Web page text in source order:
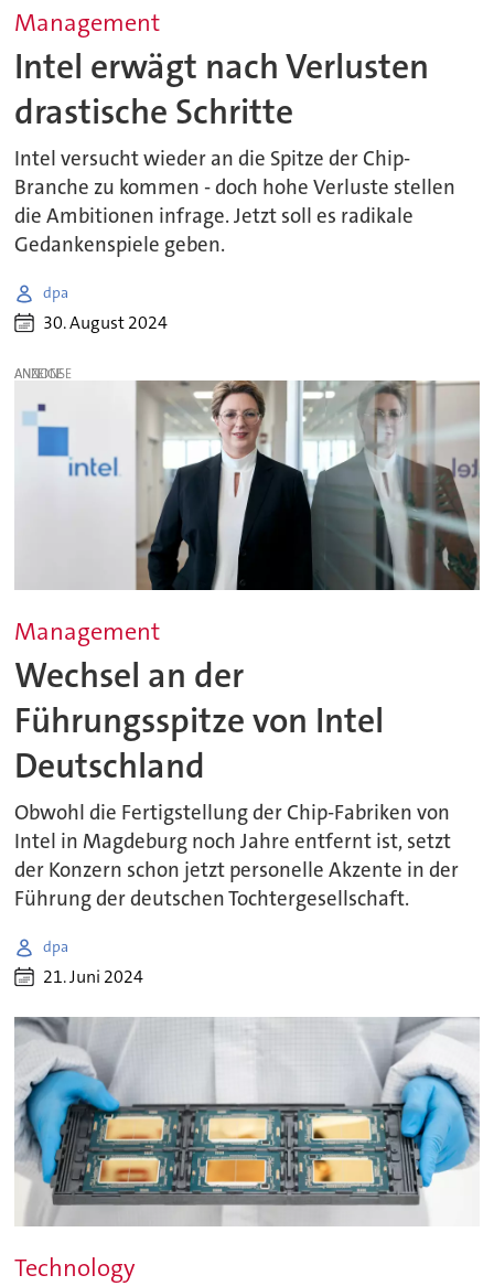
Management
Intel erwägt nach Verlusten
drastische Schritte
Intel versucht wieder an die Spitze der Chip-
Branche zu kommen - doch hohe Verluste stellen
die Ambitionen infrage. Jetzt soll es radikale
Gedankenspiele geben.
dpa
30. August 2024
ANZEIGE
Management
Wechsel an der
Führungsspitze von Intel
Deutschland
Obwohl die Fertigstellung der Chip-Fabriken von
Intel in Magdeburg noch Jahre entfernt ist, setzt
der Konzern schon jetzt personelle Akzente in der
Führung der deutschen Tochtergesellschaft.
dpa
21. Juni 2024
Technology